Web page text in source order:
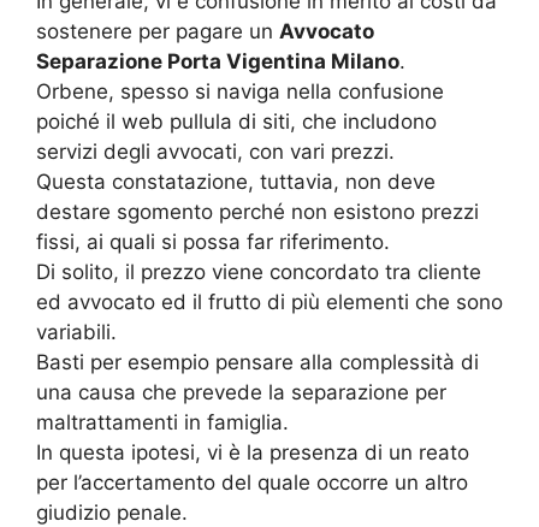
sostenere per pagare un Avvocato
Separazione Porta Vigentina Milano.
Orbene, spesso si naviga nella confusione
poiché il web pullula di siti, che includono
servizi degli avvocati, con vari prezzi.
Questa constatazione, tuttavia, non deve
destare sgomento perché non esistono prezzi
fissi, ai quali si possa far riferimento.
Di solito, il prezzo viene concordato tra cliente
ed avvocato ed il frutto di più elementi che sono
variabili.
Basti per esempio pensare alla complessità di
una causa che prevede la separazione per
maltrattamenti in famiglia.
In questa ipotesi, vi è la presenza di un reato
per l’accertamento del quale occorre un altro
giudizio penale.